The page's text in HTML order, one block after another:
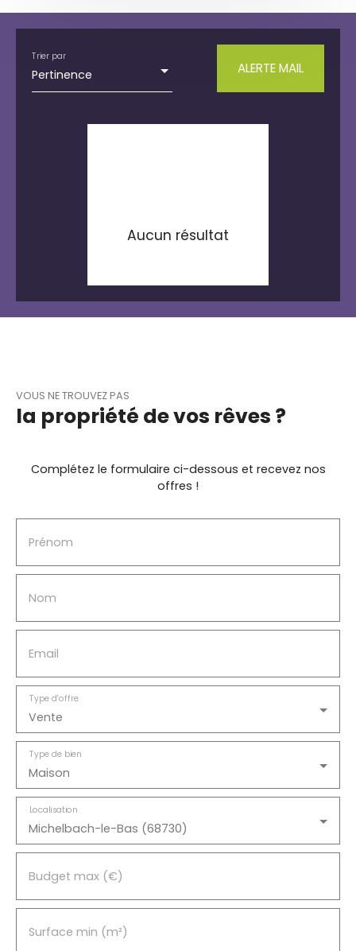
Type de bien
Michelbach-le-Bas (68730)
Localisation
RECHERCHER
Pertinence
Trier par
ALERTE MAIL
Aucun résultat
VOUS NE TROUVEZ PAS
la propriété de vos rêves ?
Complétez le formulaire ci-dessous et recevez nos
offres !
Prénom
Nom
Email
Vente
Type d'offre
Maison
Type de bien
Michelbach-le-Bas (68730)
Localisation
Budget max (€)
Surface min (m²)